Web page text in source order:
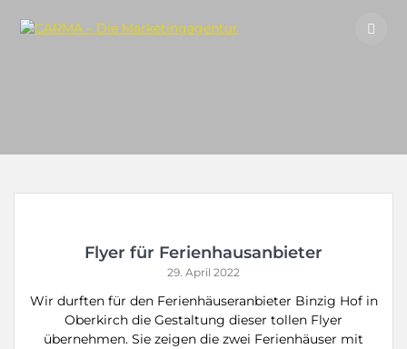
to
Flyer für Ferienhausanbieter
29. April 2022
Wir durften für den Ferienhäuseranbieter Binzig Hof in
Oberkirch die Gestaltung dieser tollen Flyer
übernehmen. Sie zeigen die zwei Ferienhäuser mit